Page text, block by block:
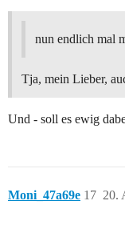
nun endlich mal
Tja, mein Lieber,
Und - soll es ewig
Moni_47a69e 20.
17